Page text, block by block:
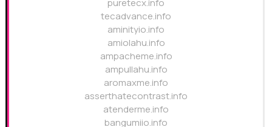
puretecx.info
tecadvance.info
aminityio.info
amiolahu.info
ampacheme.info
ampullahu.info
aromaxme.info
asserthatecontrast.info
atenderme.info
bangumiio.info